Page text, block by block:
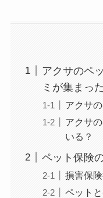
アクサのペ
ミが集まっ
アクサ
アクサ
いる？
ペット保険
損害保
ペット